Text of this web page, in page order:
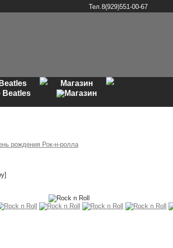
Тел.8(929)551-00-67
Магазин
рождения Рок-н-ролла